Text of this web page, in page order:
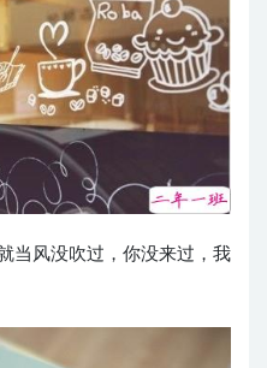
当风没吹过，你没来过，我